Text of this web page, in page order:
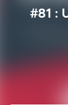
#81 :